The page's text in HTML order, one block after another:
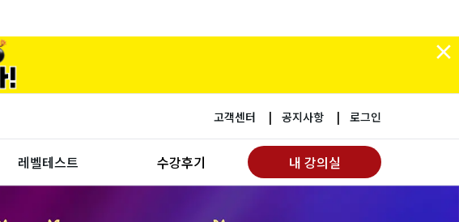
고객센터 공지사항 로그인
레벨테스트 수강후기 내 강의실